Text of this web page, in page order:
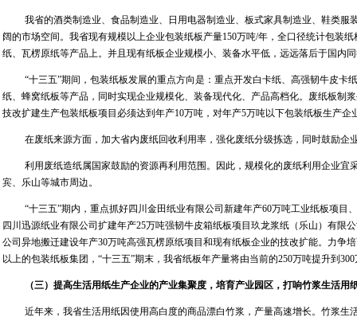
我省的酒类制造业、食品制造业、日用电器制造业、板式家具制造业、鞋类
阔的市场空间。我省现有规模以上企业包装纸板产量150万吨/年，全口径统计包装纸
纸、瓦楞原纸等产品上。并且现有纸板企业规模小、装备水平低，远远落后于国内
“十三五”期间，包装纸板发展的重点方向是：重点开发白卡纸、高强韧牛皮
纸、蜂窝纸板等产品，同时实现企业规模化、装备现代化、产品高档化。废纸板制
技改扩建生产包装纸板项目必须达到年产10万吨，对年产5万吨以下包装纸板生产企
在废纸来源方面，加大省内废纸回收利用率，强化废纸分级拣选，同时鼓励企
利用废纸造纸属国家鼓励的资源再利用范围。因此，规模化的废纸利用企业
宾、乐山等城市周边。
“十三五”期内，重点抓好四川金田纸业有限公司新建年产60万吨工业纸板项目
四川迅源纸业有限公司扩建年产25万吨强韧牛皮箱纸板项目玖龙浆纸（乐山）有限
公司异地搬迁建设年产30万吨高强瓦楞原纸项目和现有纸板企业的技改扩能。力争
以上的包装纸板集团，“十三五”期末，我省纸板年产量将由当前的250万吨提升到 300
（三）提高生活用纸生产企业的产业集聚度，培育产业园区，打响竹浆生活
近年来，我省生活用纸因使用高白度的商品漂白竹浆，产量高速增长。竹浆